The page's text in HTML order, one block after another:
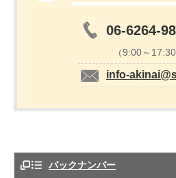
06-6264-
（9:00～
info-
バックナンバー